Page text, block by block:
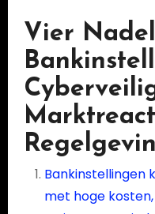
Vier
Bankinstellingen
met hoge